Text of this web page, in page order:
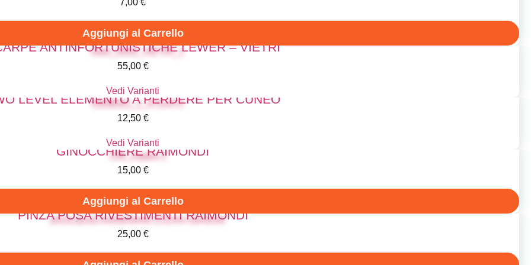
7,00 €
Aggiungi al Carrello
ANTINFORTUNISTICHE LEWER – VIETRI
55,00 €
Vedi Varianti
LEVEL ELEMENTO A PERDERE PER CUNEO
12,50 €
Vedi Varianti
GINOCCHIERE RAIMONDI
15,00 €
Aggiungi al Carrello
PINZA POSA RIVESTIMENTI RAIMONDI
25,00 €